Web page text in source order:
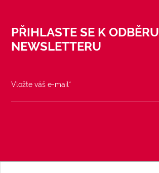
PŘIHLASTE SE K ODBĚRU
NEWSLETTERU